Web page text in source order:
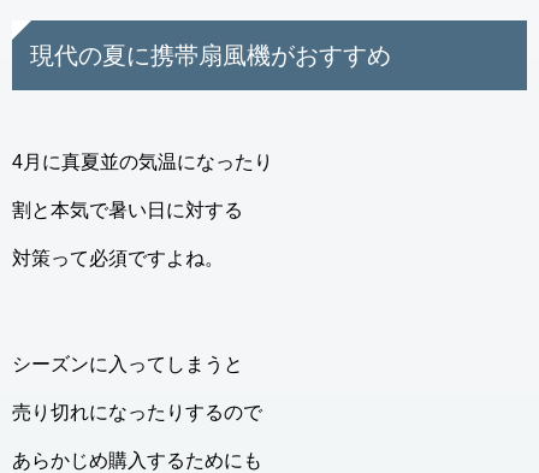
現代の夏に携帯扇風機がおすすめ
4月に真夏並の気温になったり
割と本気で暑い日に対する
対策って必須ですよね。
シーズンに入ってしまうと
売り切れになったりするので
あらかじめ購入するためにも